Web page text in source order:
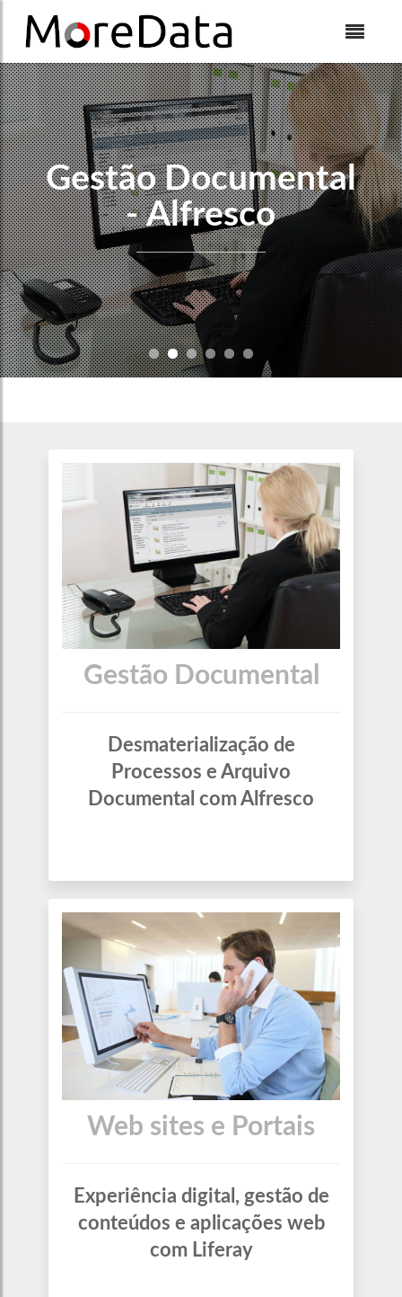
Gestão Documental
- Alfresco
Gestão Documental
Desmaterialização de
Processos e Arquivo
Documental com Alfresco
Web sites e Portais
Experiência digital, gestão de
conteúdos e aplicações web
com Liferay